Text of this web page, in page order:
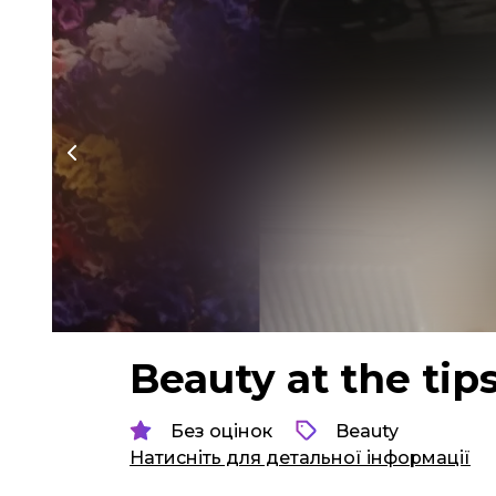
Beauty at the
Без оцінок
Beauty
Натисніть для детальної інформації